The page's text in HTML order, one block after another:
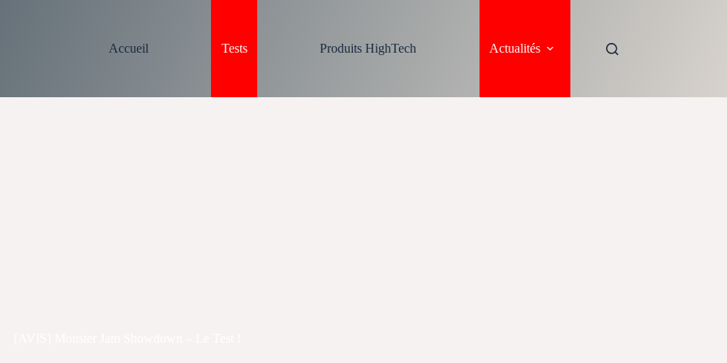
Accueil
Tests Produits HighTech Actualités